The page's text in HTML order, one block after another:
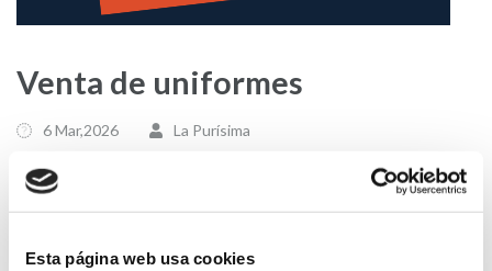
Esta página web usa cookies
Venta de uniformes
6 Mar,2026 La Purísima